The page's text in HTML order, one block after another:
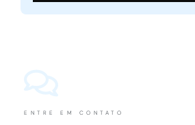
ENTRE EM CONTATO